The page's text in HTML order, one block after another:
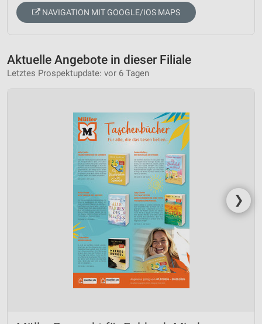
NAVIGATION MIT GOOGLE/IOS MAPS
Aktuelle Angebote in dieser Filiale
Letztes Prospektupdate: vor 6 Tagen
❯